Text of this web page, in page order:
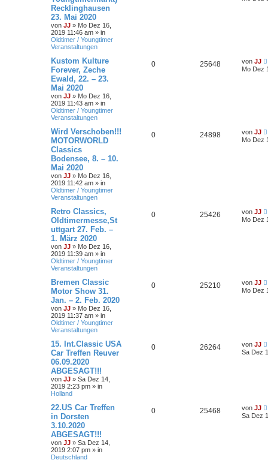
Recklinghausen
23. Mai 2020
von JJ » Mo Dez 16,
2019 11:46 am » in
Oldtimer / Youngtimer
Veranstaltungen
Kustom Kulture
Forever, Zeche
Ewald, 22. – 23.
Mai 2020
von JJ » Mo Dez 16,
2019 11:43 am » in
Oldtimer / Youngtimer
Veranstaltungen
0 25648 von JJ
Mo Dez
Wird Verschoben!!!
MOTORWORLD
Classics
Bodensee, 8. – 10.
Mai 2020
von JJ » Mo Dez 16,
2019 11:42 am » in
Oldtimer / Youngtimer
Veranstaltungen
0 24898 von JJ
Mo Dez
Retro Classics,
Oldtimermesse,St
uttgart 27. Feb. –
1. März 2020
von JJ » Mo Dez 16,
2019 11:39 am » in
Oldtimer / Youngtimer
Veranstaltungen
0 25426 von JJ
Mo Dez
Bremen Classic
Motor Show 31.
Jan. – 2. Feb. 2020
von JJ » Mo Dez 16,
2019 11:37 am » in
Oldtimer / Youngtimer
Veranstaltungen
0 25210 von JJ
Mo Dez
15. Int.Classic USA
Car Treffen Reuver
06.09.2020
ABGESAGT!!!
von JJ » Sa Dez 14,
2019 2:23 pm » in
Holland
0 26264 von JJ
Sa Dez
22.US Car Treffen
in Dorsten
3.10.2020
ABGESAGT!!!
von JJ » Sa Dez 14,
2019 2:07 pm » in
Deutschland
0 25468 von JJ
Sa Dez